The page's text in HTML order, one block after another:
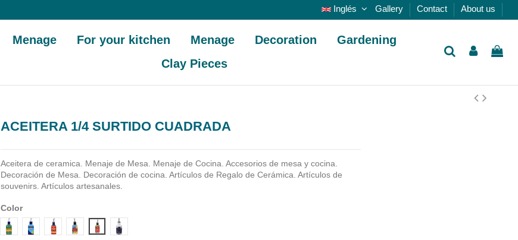
Inglés Gallery Contact About us
Menage For your kitchen Menage Decoration
Gardening
Clay Pieces
ACEITERA 1/4 SURTIDO CUADRADA
Aceitera de ceramica.
Menaje de Mesa. Menaje de Cocina. Accesorios de mesa y cocina.
Decoración de Mesa. Decoración de cocina. Artículos de Regalo de Cerámica. Artículos de
souvenirs. Artículos artesanales.
Color
Diseño 1Diseño 2Diseño 3Diseño 4Diseño 5Diseño 6